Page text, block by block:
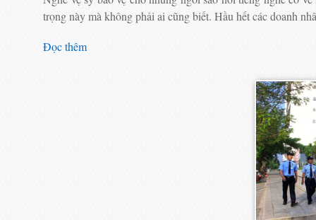
trọng này mà không phải ai cũng biết. Hầu hết các doanh
Đọc thêm